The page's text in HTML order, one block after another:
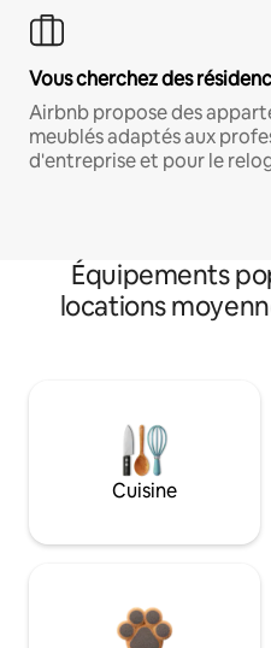
Vous cherchez des
Airbnb propose des
meublés adaptés aux
d'entreprise et pour le
Équipements
locations
Cuisine